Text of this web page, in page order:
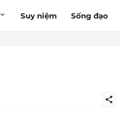
Suy niệm Sống đạo